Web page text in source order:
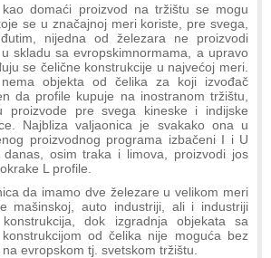
domaći proizvod na tržištu se mogu
se u značajnoj meri koriste, pre svega,
nijedna od železara ne proizvodi
skladu sa evropskimnormama, a upravo
se čelične konstrukcije u najvećoj meri.
objekta od čelika za koji izvođač
da profile kupuje na inostranom tržištu,
proizvode pre svega kineske i indijske
Najbliza valjaonica je svakako ona u
proizvodnog programa izbačeni I i U
osim traka i limova, proizvodi jos
L profile.
da imamo dve železare u velikom meri
mašinskoj, auto industriji, ali i industriji
konstrukcija, dok izgradnja objekata sa
od čelika nije moguća bez
evropskom tj. svetskom tržištu.